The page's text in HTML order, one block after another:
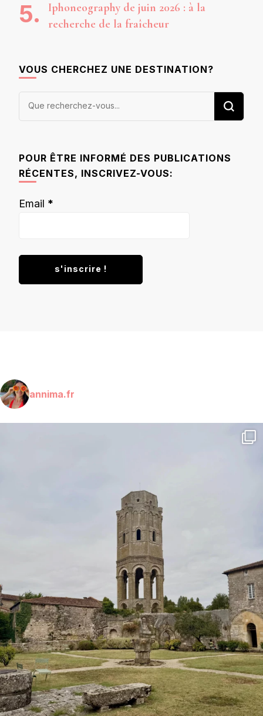
Iphoneography de juin 2026 : à la
recherche de la fraîcheur
VOUS CHERCHEZ UNE DESTINATION?
Vous
POUR ÊTRE INFORMÉ DES PUBLICATIONS
RÉCENTES, INSCRIVEZ-VOUS:
Email *
annima.fr